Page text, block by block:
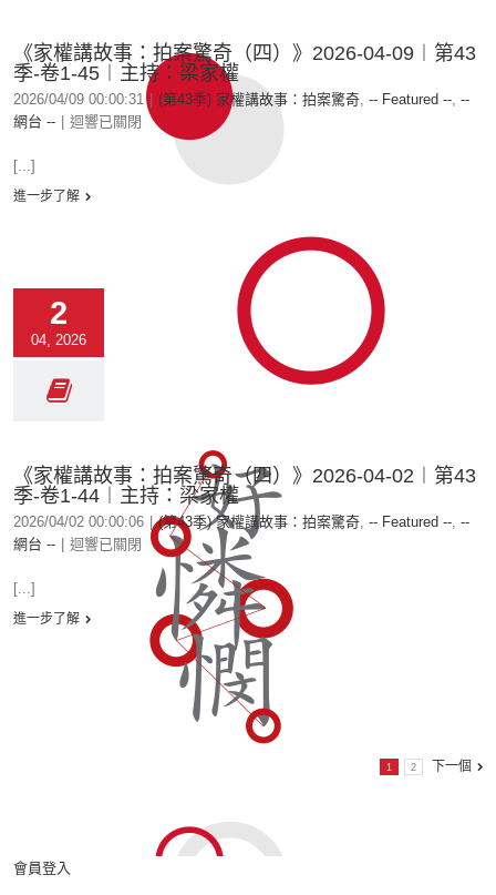
《家權講故事：拍案驚奇（四）》2026-04-09︱第43
季-卷1-45︱主持：梁家權
2026/04/09 00:00:31 (第43季) 家權講故事：拍案驚奇, -- Featured --, --
網台 --
迴響已關閉
[...]
進一步了解
2
04, 2026
《家權講故事：拍案驚奇（四）》2026-04-02︱第43
季-卷1-44︱主持：梁家權
2026/04/02 00:00:06 (第43季) 家權講故事：拍案驚奇, -- Featured --, --
網台 --
迴響已關閉
[...]
進一步了解
1 2 下一個
會員登入